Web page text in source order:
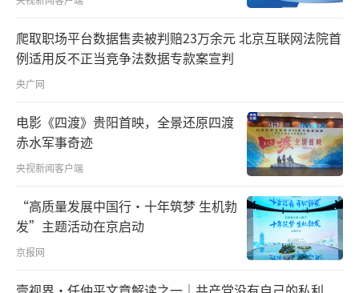
爬取职场平台数据售卖被判赔23万余元 北京互联网法院首
例适用反不正当竞争法数据专款案宣判
央广网
电影《四渡》贵阳首映，全景还原四渡
赤水军事奇迹
央视新闻客户端
“高质量发展中国行·十年筑梦 生机勃
发”主题活动在京启动
京报网